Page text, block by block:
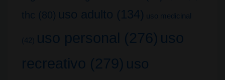
thc (80) uso adulto (134) uso medicinal
(42) uso personal (276) uso
recreativo (279) uso